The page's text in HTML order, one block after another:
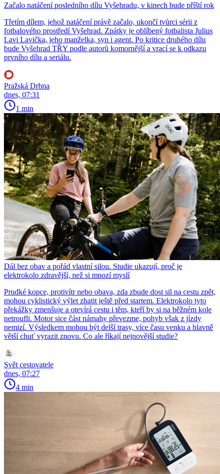
Začalo natáčení posledního dílu Vyšehradu, v kinech bude příští rok
Třetím dílem, jehož natáčení právě začalo, ukončí tvůrci sérii z
fotbalového prostředí Vyšehrad. Zpátky je oblíbený fotbalista Julius
Lavi Lavička, jeho manželka, syn i agent. Po kritice druhého dílu
bude Vyšehrad TŘY podle autorů komornější a vrací se k odkazu
prvního dílu a seriálu.
Pražská Drbna
dnes, 07:31
1 min
Dál bez obav a pořád vlastní silou. Studie ukazují, proč je
elektrokolo zdravější, než si mnozí myslí
Prudké kopce, protivítr nebo obava, zda zbude dost sil na cestu zpět,
mohou cyklistický výlet zhatit ještě před startem. Elektrokolo tyto
překážky zmenšuje a otevírá cestu i těm, kteří by si na běžném kole
netroufli. Motor sice část námahy převezme, pohyb však z jízdy
nemizí. Výsledkem mohou být delší trasy, více času venku a hlavně
větší chuť vyrazit znovu. Co ale říkají nejnovější studie?
Svět cestovatele
dnes, 07:27
4 min